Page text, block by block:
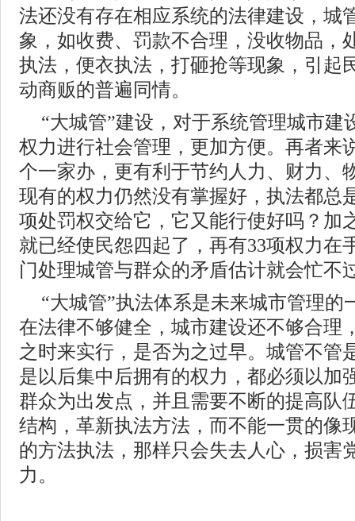
法还没有存在相应系统的法律建设，城
象，如收费、罚款不合理，没收物品，
执法，便衣执法，打砸抢等现象，引起
动商贩的普遍同情。
“大城管”建设，对于系统管理城市建
权力进行社会管理，更加方便。再者来
个一家办，更有利于节约人力、财力、
现有的权力仍然没有掌握好，执法都总
项处罚权交给它，它又能行使好吗？加
就已经使民怨四起了，再有33项权力在
门处理城管与群众的矛盾估计就会忙不
“大城管”执法体系是未来城市管理的
在法律不够健全，城市建设还不够合理
之时来实行，是否为之过早。城管不管
是以后集中后拥有的权力，都必须以加
群众为出发点，并且需要不断的提高队
结构，革新执法方法，而不能一贯的像
的方法执法，那样只会失去人心，损害
力。